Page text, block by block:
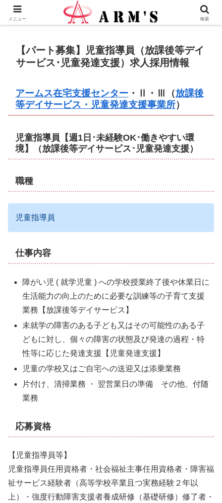
株式会社ＡＲＭ’Ｓ - 横浜市瀬谷区の地域愛企業
【パート募集】児童指導員（放課後等デイ
サービス･児童発達支援）求人採用情報
アームス在宅支援センター ・Ⅱ・Ⅲ（放課後
等デイサービス・児童発達支援事業所）
児童指導員【週1日･未経験OK･働きやすい環
境】（放課後等デイサービス･児童発達支援）
職種
児童指導員
仕事内容
障がい児 ( 就学児童 ) への学校授業終了後や休業日に
生活能力の向上のために必要な訓練等の子育て支援
業務【放課後等デイサービス】
未就学の障害のある子ども又はその可能性のある子
どもに対し、個々の障害の状態及び発達の過程・特
性等に応じた発達支援【児童発達支援】
児童の学校又はご自宅への送迎又は添乗業務
片付け、清掃業務 ・ 翌営業日の準備 その他、付随
業務
応募資格
【児童指導員等】
児童指導員任用資格者・社会福祉主事任用資格者・障害福
祉サービス経験者（高等学校卒業且つ実務経験２年以
上）・強度行動障害支援者養成研修（基礎研修）修了者・
メニュー 検索